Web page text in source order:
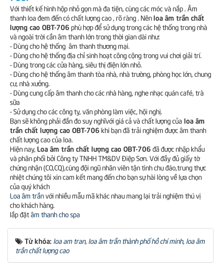
Với thiết kế hình hộp nhỏ gọn mà đa tiện, cùng các móc và nắp . Âm
thanh loa đem đến có chất lượng cao , rõ ràng . Nênloa âm trần chất
lượng cao OBT-706 phù hợp để sử dụng trong các hệ thống trong nhà
và ngoài trời cần âm thanh lớn trong thời gian dài như:
- Dùng cho hệ thống âm thanh thương mại.
- Dùng cho hệ thống địa chỉ sinh hoạt công cộng trong vui chơi giải trí.
- Dùng trong các cửa hàng, siêu thị điện lớn nhỏ.
- Dùng cho hệ thống âm thanh tòa nhà, nhà trường, phòng học lớn, chung
cư, nhà xưởng.
- Dùng cung cấp âm thanh cho các nhà hàng, nghe nhạc quán café, trà
sữa
- Sử dụng cho các công ty, văn phòng làm việc, hội nghị.
Bạn sẽ không phải đắn đo suy nghĩvới giá cả và chất lượng của loa âm
trần chất lượng cao OBT-706 khi bạn đã trải nghiệm được âm thanh
chất lượng cao của loa.
Hiện nay, Loa âm trần chất lượng cao OBT-706 đã được nhập khẩu
và phân phối bởi Công ty TNHH TM&DV Điệp Sơn. Với đầy đủ giấy tờ
chứng nhận (CO,CQ),cùng đội ngũ nhân viên tận tình chu đáo,trung thực
nhiệt chúng tôi xin cam kết mang đến cho bạn sự hài lòng về lựa chọn
của quý khách
Loa âm trầnvới nhiều mẫu mã khác nhau mang lại trải nghiệm thú vị
cho khách hàng.
lắp đặtâm thanh cho spa
Từ khóa: loa am tran, loa âm trần thành phố hồ chí minh, loa âm
trần chất lượng cao